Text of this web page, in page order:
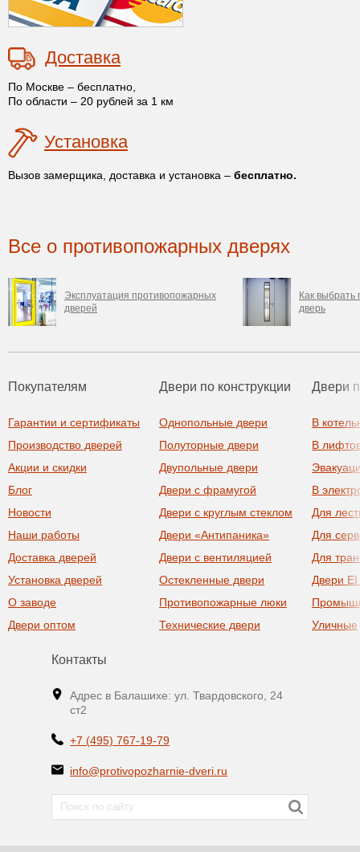
Доставка
По Москве – бесплатно,
По области – 20 рублей за 1 км
Установка
Вызов замерщика, доставка и установка – бесплатно.
Все о противопожарных дверях
Эксплуатация противопожарных
дверей
Как
дверь
Покупателям
Гарантии и сертификаты
Производство дверей
Акции и скидки
Блог
Новости
Наши работы
Доставка дверей
Установка дверей
О заводе
Двери оптом
Двери по конструкции
Однопольные двери
Полуторные двери
Двупольные двери
Двери с фрамугой
Двери с круглым стеклом
Двери «Антипаника»
Двери с вентиляцией
Остекленные двери
Противопожарные люки
Технические двери
Двери
В
В
В
Для
Для
Для
Двери
Уличные
Контакты
Адрес в Балашихе: ул. Твардовского, 24
ст2
+7 (495) 767-19-79
info@protivopozharnie-dveri.ru